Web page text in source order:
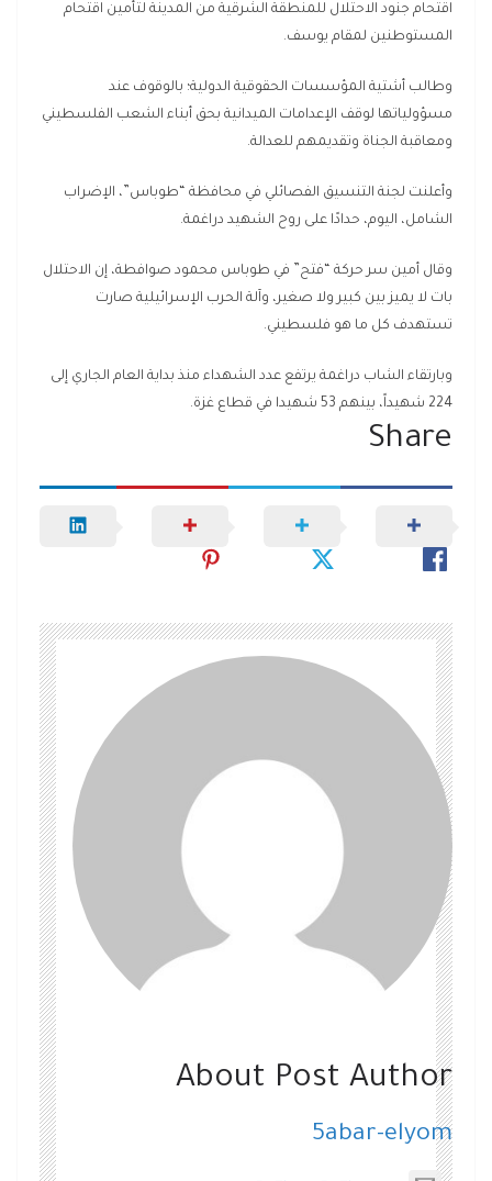
اقتحام جنود الاحتلال للمنطقة الشرقية من المدينة لتأمين اقتحام
المستوطنين لمقام يوسف.
وطالب أشتية المؤسسات الحقوقية الدولية؛ بالوقوف عند
مسؤولياتها لوقف الإعدامات الميدانية بحق أبناء الشعب الفلسطيني
ومعاقبة الجناة وتقديمهم للعدالة.
وأعلنت لجنة التنسيق الفصائلي في محافظة “طوباس”، الإضراب
الشامل، اليوم، حدادًا على روح الشهيد دراغمة.
وقال أمين سر حركة “فتح” في طوباس محمود صوافطة، إن الاحتلال
بات لا يميز بين كبير ولا صغير، وآلة الحرب الإسرائيلية صارت
تستهدف كل ما هو فلسطيني.
وبارتقاء الشاب دراغمة يرتفع عدد الشهداء منذ بداية العام الجاري إلى
224 شهيداً، بينهم 53 شهيدا في قطاع غزة.
Share
About Post Author
5abar-elyom